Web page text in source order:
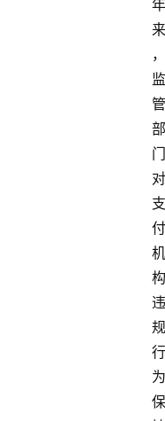
年
来
，
监
管
部
门
对
支
付
机
构
违
规
行
为
保